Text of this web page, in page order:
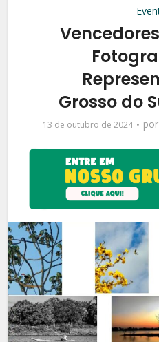
Grosso do
13 de outubro de 2024 por